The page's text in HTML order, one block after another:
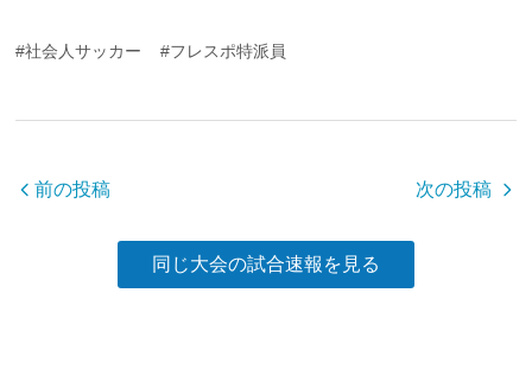
c
e
b
o
tt
er
e
#社会人サッカー #フレスポ特派員
前の投稿 次の投稿
同じ大会の試合速報を見る